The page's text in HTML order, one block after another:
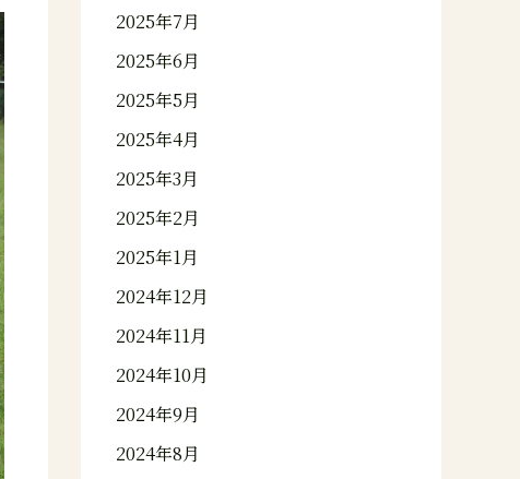
2025年7月
2025年6月
2025年5月
2025年4月
2025年3月
2025年2月
2025年1月
2024年12月
2024年11月
2024年10月
2024年9月
2024年8月